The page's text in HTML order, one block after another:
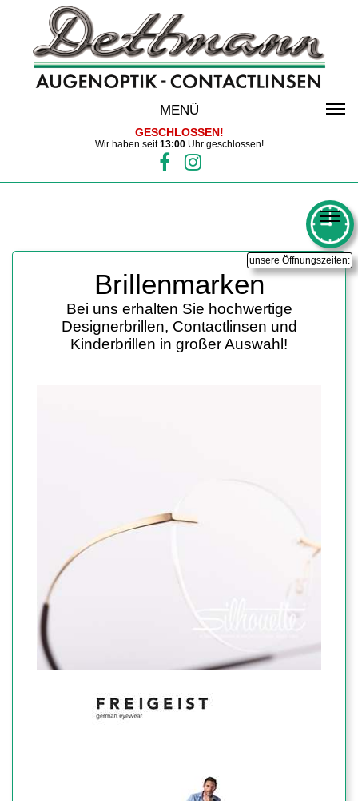
MENÜ
GESCHLOSSEN!
Wir haben seit13:00Uhr geschlossen!
Brillenmarken
Bei uns erhalten Sie hochwertige
Designerbrillen, Contactlinsen und
Kinderbrillen in großer Auswahl!
unsere Öffnungszeiten: